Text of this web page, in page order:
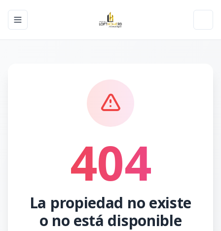
Toggle navigation menu
404
La propiedad no existe
o no está disponible